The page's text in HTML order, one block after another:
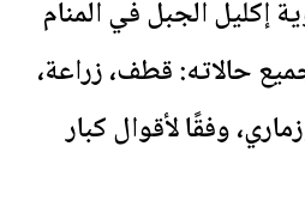
إكليل الجبل في المنام
حالاته: قطف، زراعة،
وفقًا لأقوال كبار